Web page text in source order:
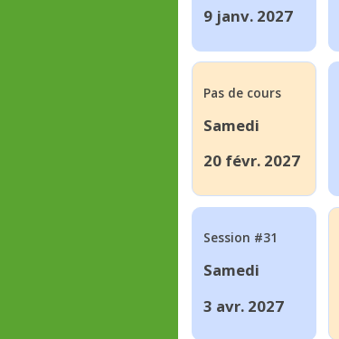
9 janv. 2027
Pas de cours
Samedi
20 févr. 2027
Session #31
Samedi
3 avr. 2027